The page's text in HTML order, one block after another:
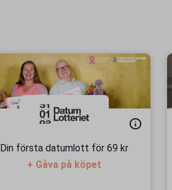
Din första datumlott för 69 kr
+ Gåva på köpet